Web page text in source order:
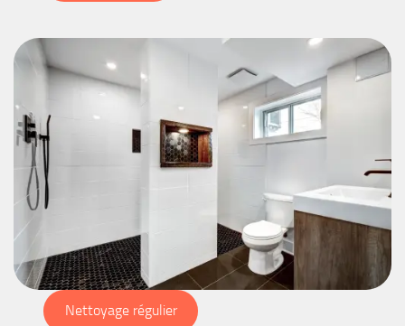
Nettoyage régulier